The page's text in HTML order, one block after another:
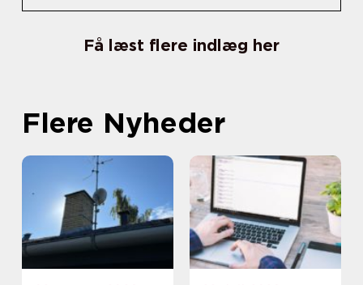
Få læst flere indlæg her
Flere Nyheder